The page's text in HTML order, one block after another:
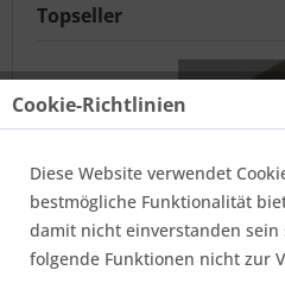
Topseller
ProFil 40 x 40
Cookie-Richtlinien
Diese Website verwendet
bestmögliche Funktionalität
damit nicht einverstanden sein
folgende Funktionen nicht zur